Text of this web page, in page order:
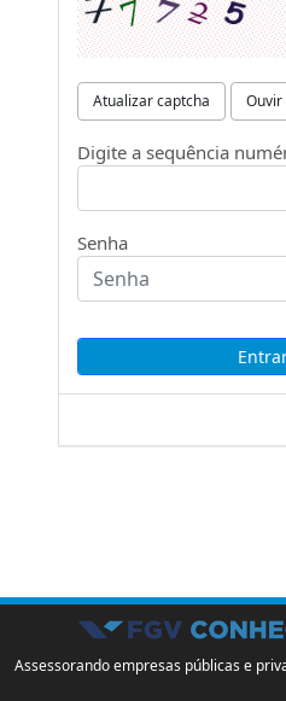
Atualizar captcha Ouvir
Digite a sequência
Senha
Assessorando empresas públicas e